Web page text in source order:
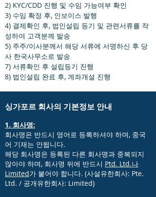
2) KYC/CDD 진행 및 수임 가능여부 확인
3) 수임 확정 후, 인보이스 발행
4) 결제확인 후, 법인설립 등기 및 관련서류를 작
성하여 고객분께 발송
5) 주주/이사분께서 해당 서류에 서명하신 후 당
사 한국사무소로 발송
7) 서류확인 후 설립등기 진행
8) 법인설립 완료 후, 계좌개설 진행
싱가포르 회사의 기본정보 안내
1. 회사명:
회사명은 반드시 영어로 등록하셔야 하며, 중국
어 기재는 안됩니다.
해당 회사명은 등록된 다른 회사명과 중복되지
않아야 하며, 회사명 뒤에 반드시 Ptd. Ltd.나
Limited가 붙어야 합니다. (사설유한회사: Pte.
Ltd. / 공개유한회사: Limited)